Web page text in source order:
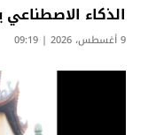
الذكاء
9 أغسطس، 2026 | 09:19